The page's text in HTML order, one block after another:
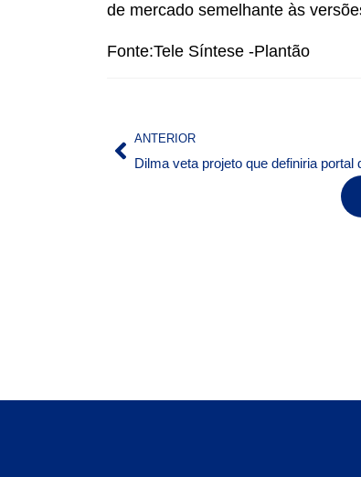
de mercado semelhante às
Fonte:Tele Síntese -Plantão
ANTERIOR